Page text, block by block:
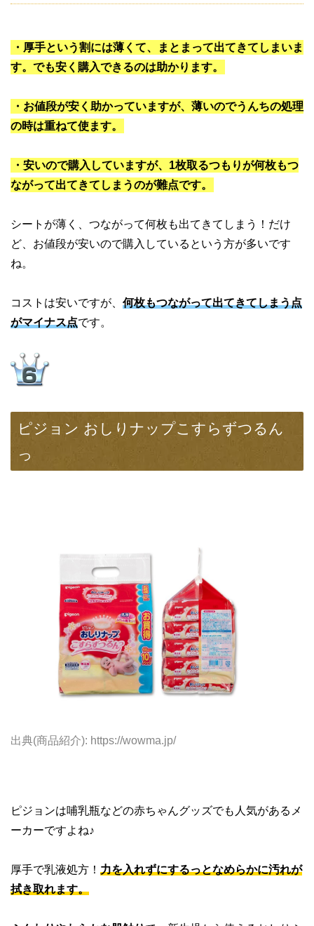
・厚手という割には薄くて、まとまって出てきてしまいま
す。でも安く購入できるのは助かります。
・お値段が安く助かっていますが、薄いのでうんちの処理
の時は重ねて使ます。
・安いので購入していますが、1枚取るつもりが何枚もつ
ながって出てきてしまうのが難点です。
シートが薄く、つながって何枚も出てきてしまう！だけ
ど、お値段が安いので購入しているという方が多いです
ね。
コストは安いですが、 何枚もつながって出てきてしまう点
がマイナス点です。
ピジョン おしりナップこすらずつるん
っ
出典(商品紹介): https://wowma.jp/
ピジョンは哺乳瓶などの赤ちゃんグッズでも人気があるメ
ーカーですよね♪
厚手で乳液処方！ 力を入れずにするっとなめらかに汚れが
拭き取れます。